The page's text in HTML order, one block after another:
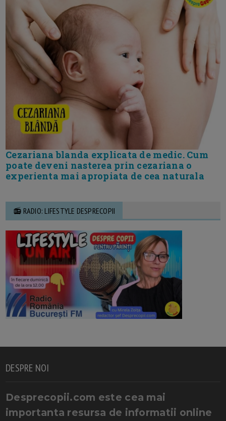
Cezariana blanda explicata de medic. Cum
poate deveni nasterea prin cezariana o
experienta mai apropiata de cea naturala
📻 RADIO: LIFESTYLE DESPRECOPII
DESPRE NOI
Desprecopii.com este cea mai
importanta resursa de informatii online